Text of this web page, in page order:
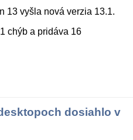
13 vyšla nová verzia 13.1.
chýb a pridáva 16
dosiahlo v